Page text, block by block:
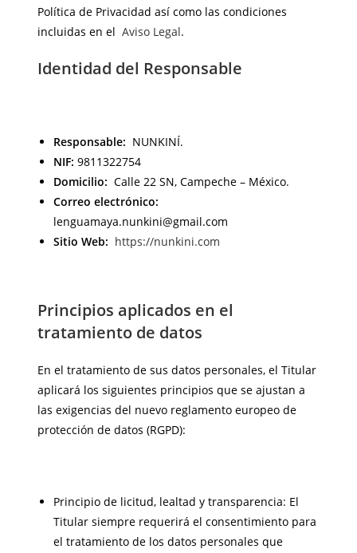
Política de Privacidad así como las condiciones
incluidas en elAviso Legal.
Identidad del Responsable
Responsable: NUNKINÍ.
NIF: 9811322754
Domicilio: Calle 22 SN, Campeche – México.
Correo electrónico:
lenguamaya.nunkini@gmail.com
Sitio Web: https://nunkini.com
Principios aplicados en el
tratamiento de datos
En el tratamiento de sus datos personales, el Titular
aplicará los siguientes principios que se ajustan a
las exigencias del nuevo reglamento europeo de
protección de datos (RGPD):
Principio de licitud, lealtad y transparencia: El
Titular siempre requerirá el consentimiento para
el tratamiento de los datos personales que